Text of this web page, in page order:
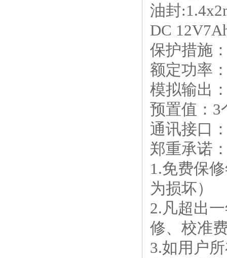
油封
DC
保护措施
额定功率
模拟输出
预置值：3
通讯接口
郑重承诺
1.免费保
为损坏）
2.凡超出
修、校准
3.如用户